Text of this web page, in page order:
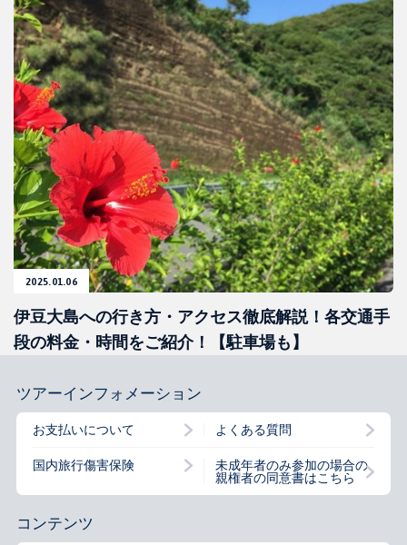
2025.01.06
伊豆大島への行き方・アクセス徹底解説！各交通手
段の料金・時間をご紹介！【駐車場も】
ツアーインフォメーション
お支払いについて よくある質問
国内旅行傷害保険
未成年者のみ参加の場合の
親権者の同意書はこちら
コンテンツ